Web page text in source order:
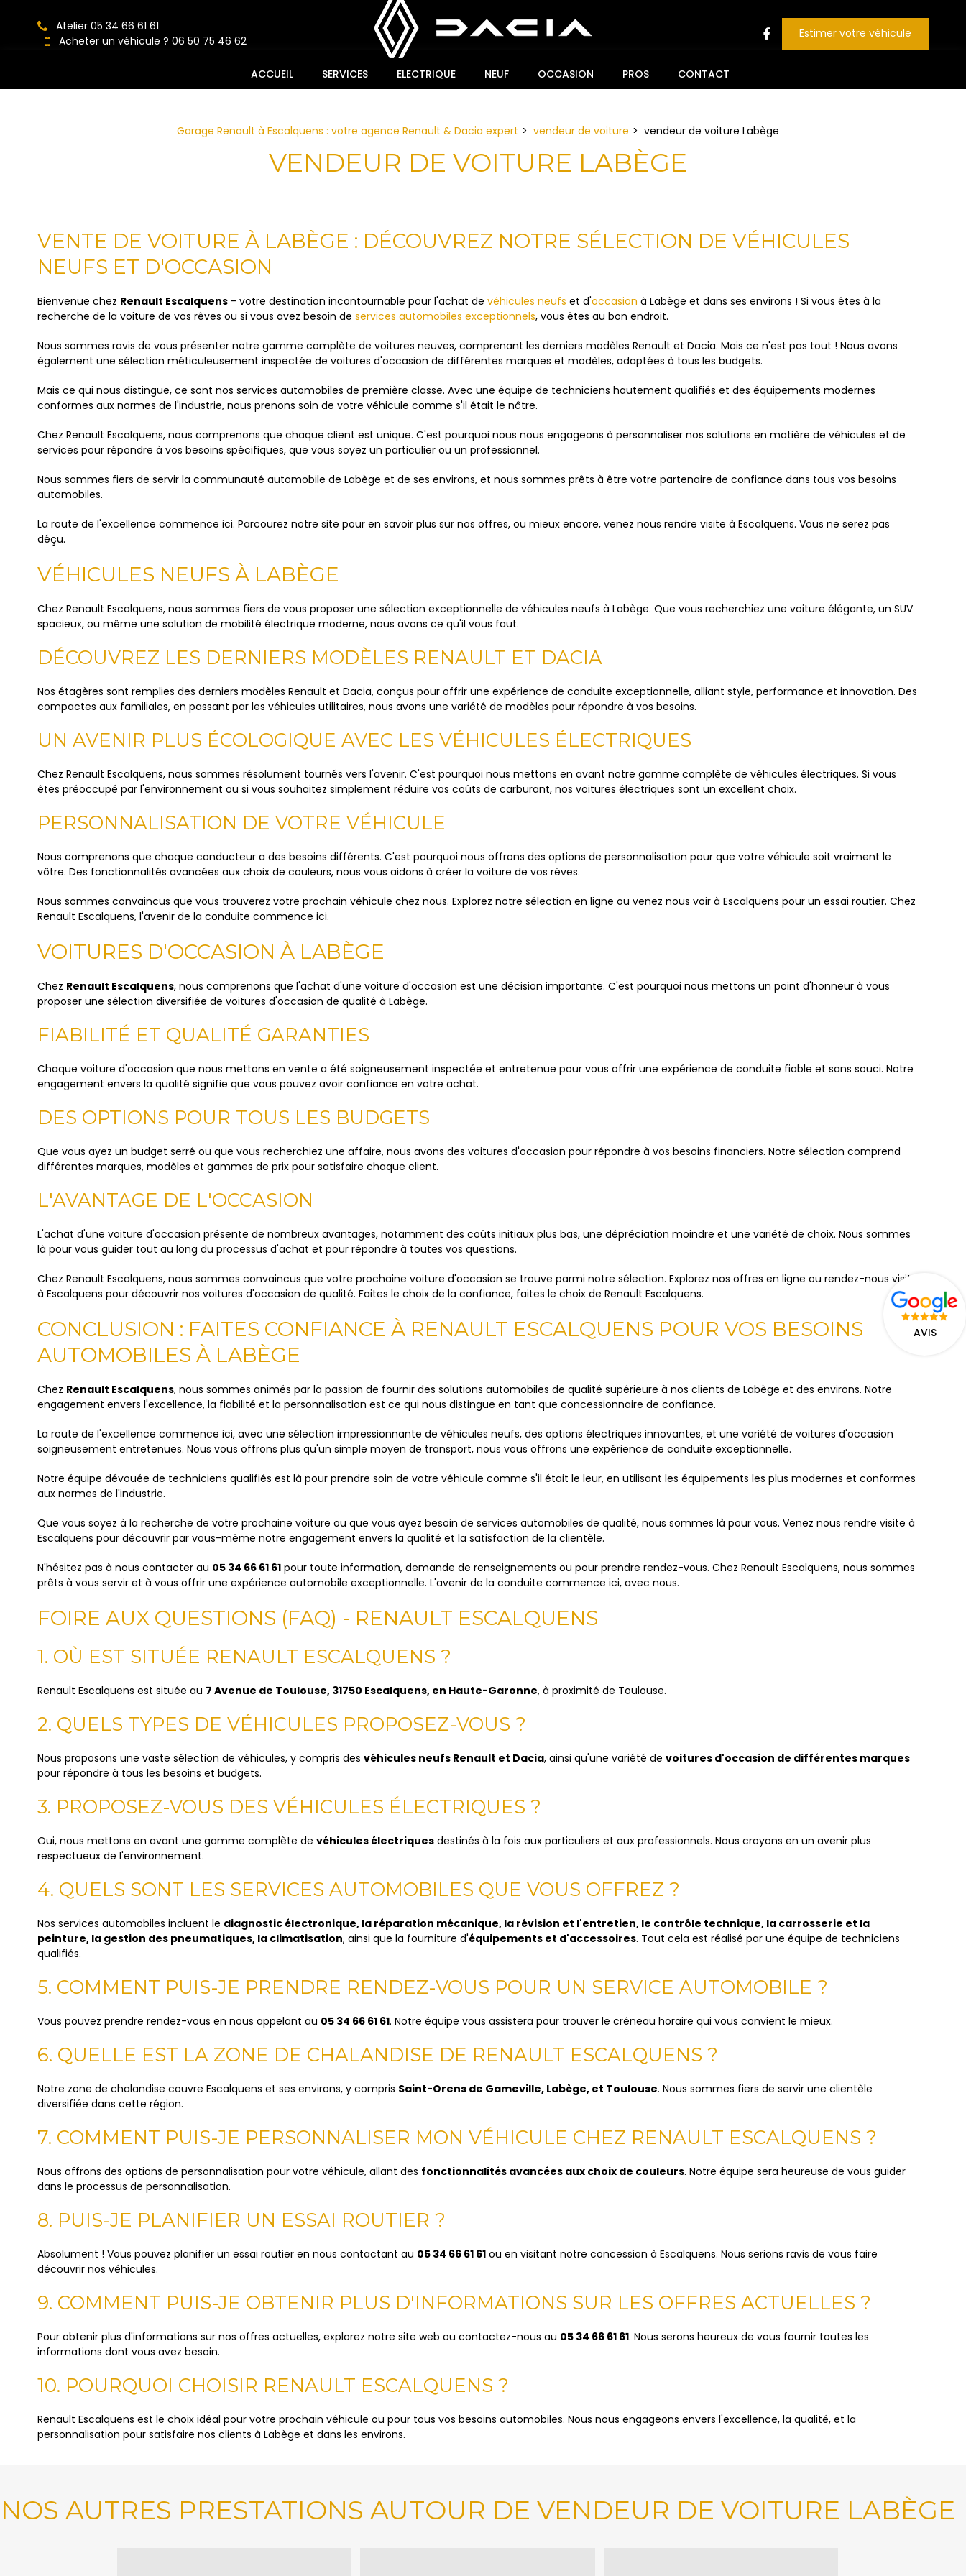
Atelier 05 34 66 61 61
Acheter un véhicule ? 06 50 75 46 62
Estimer votre véhicule
ACCUEIL SERVICES ELECTRIQUE NEUF OCCASION PROS CONTACT
Garage Renault à Escalquens : votre agence Renault & Dacia expert vendeur de voiture vendeur de voiture Labège
VENDEUR DE VOITURE LABÈGE
VENTE DE VOITURE À LABÈGE : DÉCOUVREZ NOTRE SÉLECTION DE VÉHICULES
NEUFS ET D'OCCASION
Bienvenue chez Renault Escalquens - votre destination incontournable pour l'achat de véhicules neufs et d'occasion à Labège et dans ses environs ! Si vous êtes à la
recherche de la voiture de vos rêves ou si vous avez besoin de services automobiles exceptionnels, vous êtes au bon endroit.
Nous sommes ravis de vous présenter notre gamme complète de voitures neuves, comprenant les derniers modèles Renault et Dacia. Mais ce n'est pas tout ! Nous avons
également une sélection méticuleusement inspectée de voitures d'occasion de différentes marques et modèles, adaptées à tous les budgets.
Mais ce qui nous distingue, ce sont nos services automobiles de première classe. Avec une équipe de techniciens hautement qualifiés et des équipements modernes
conformes aux normes de l'industrie, nous prenons soin de votre véhicule comme s'il était le nôtre.
Chez Renault Escalquens, nous comprenons que chaque client est unique. C'est pourquoi nous nous engageons à personnaliser nos solutions en matière de véhicules et de
services pour répondre à vos besoins spécifiques, que vous soyez un particulier ou un professionnel.
Nous sommes fiers de servir la communauté automobile de Labège et de ses environs, et nous sommes prêts à être votre partenaire de confiance dans tous vos besoins
automobiles.
La route de l'excellence commence ici. Parcourez notre site pour en savoir plus sur nos offres, ou mieux encore, venez nous rendre visite à Escalquens. Vous ne serez pas
déçu.
VÉHICULES NEUFS À LABÈGE
Chez Renault Escalquens, nous sommes fiers de vous proposer une sélection exceptionnelle de véhicules neufs à Labège. Que vous recherchiez une voiture élégante, un SUV
spacieux, ou même une solution de mobilité électrique moderne, nous avons ce qu'il vous faut.
DÉCOUVREZ LES DERNIERS MODÈLES RENAULT ET DACIA
Nos étagères sont remplies des derniers modèles Renault et Dacia, conçus pour offrir une expérience de conduite exceptionnelle, alliant style, performance et innovation. Des
compactes aux familiales, en passant par les véhicules utilitaires, nous avons une variété de modèles pour répondre à vos besoins.
UN AVENIR PLUS ÉCOLOGIQUE AVEC LES VÉHICULES ÉLECTRIQUES
Chez Renault Escalquens, nous sommes résolument tournés vers l'avenir. C'est pourquoi nous mettons en avant notre gamme complète de véhicules électriques. Si vous
êtes préoccupé par l'environnement ou si vous souhaitez simplement réduire vos coûts de carburant, nos voitures électriques sont un excellent choix.
PERSONNALISATION DE VOTRE VÉHICULE
Nous comprenons que chaque conducteur a des besoins différents. C'est pourquoi nous offrons des options de personnalisation pour que votre véhicule soit vraiment le
vôtre. Des fonctionnalités avancées aux choix de couleurs, nous vous aidons à créer la voiture de vos rêves.
Nous sommes convaincus que vous trouverez votre prochain véhicule chez nous. Explorez notre sélection en ligne ou venez nous voir à Escalquens pour un essai routier. Chez
Renault Escalquens, l'avenir de la conduite commence ici.
VOITURES D'OCCASION À LABÈGE
Chez Renault Escalquens, nous comprenons que l'achat d'une voiture d'occasion est une décision importante. C'est pourquoi nous mettons un point d'honneur à vous
proposer une sélection diversifiée de voitures d'occasion de qualité à Labège.
FIABILITÉ ET QUALITÉ GARANTIES
Chaque voiture d'occasion que nous mettons en vente a été soigneusement inspectée et entretenue pour vous offrir une expérience de conduite fiable et sans souci. Notre
engagement envers la qualité signifie que vous pouvez avoir confiance en votre achat.
DES OPTIONS POUR TOUS LES BUDGETS
Que vous ayez un budget serré ou que vous recherchiez une affaire, nous avons des voitures d'occasion pour répondre à vos besoins financiers. Notre sélection comprend
différentes marques, modèles et gammes de prix pour satisfaire chaque client.
L'AVANTAGE DE L'OCCASION
L'achat d'une voiture d'occasion présente de nombreux avantages, notamment des coûts initiaux plus bas, une dépréciation moindre et une variété de choix. Nous sommes
là pour vous guider tout au long du processus d'achat et pour répondre à toutes vos questions.
Chez Renault Escalquens, nous sommes convaincus que votre prochaine voiture d'occasion se trouve parmi notre sélection. Explorez nos offres en ligne ou rendez-nous visite
à Escalquens pour découvrir nos voitures d'occasion de qualité. Faites le choix de la confiance, faites le choix de Renault Escalquens.
CONCLUSION : FAITES CONFIANCE À RENAULT ESCALQUENS POUR VOS BESOINS
AUTOMOBILES À LABÈGE
Chez Renault Escalquens, nous sommes animés par la passion de fournir des solutions automobiles de qualité supérieure à nos clients de Labège et des environs. Notre
engagement envers l'excellence, la fiabilité et la personnalisation est ce qui nous distingue en tant que concessionnaire de confiance.
La route de l'excellence commence ici, avec une sélection impressionnante de véhicules neufs, des options électriques innovantes, et une variété de voitures d'occasion
soigneusement entretenues. Nous vous offrons plus qu'un simple moyen de transport, nous vous offrons une expérience de conduite exceptionnelle.
Notre équipe dévouée de techniciens qualifiés est là pour prendre soin de votre véhicule comme s'il était le leur, en utilisant les équipements les plus modernes et conformes
aux normes de l'industrie.
Que vous soyez à la recherche de votre prochaine voiture ou que vous ayez besoin de services automobiles de qualité, nous sommes là pour vous. Venez nous rendre visite à
Escalquens pour découvrir par vous-même notre engagement envers la qualité et la satisfaction de la clientèle.
N'hésitez pas à nous contacter au 05 34 66 61 61 pour toute information, demande de renseignements ou pour prendre rendez-vous. Chez Renault Escalquens, nous sommes
prêts à vous servir et à vous offrir une expérience automobile exceptionnelle. L'avenir de la conduite commence ici, avec nous.
FOIRE AUX QUESTIONS (FAQ) - RENAULT ESCALQUENS
1. OÙ EST SITUÉE RENAULT ESCALQUENS ?
Renault Escalquens est située au 7 Avenue de Toulouse, 31750 Escalquens, en Haute-Garonne, à proximité de Toulouse.
2. QUELS TYPES DE VÉHICULES PROPOSEZ-VOUS ?
Nous proposons une vaste sélection de véhicules, y compris des véhicules neufs Renault et Dacia, ainsi qu'une variété de voitures d'occasion de différentes marques
pour répondre à tous les besoins et budgets.
3. PROPOSEZ-VOUS DES VÉHICULES ÉLECTRIQUES ?
Oui, nous mettons en avant une gamme complète de véhicules électriques destinés à la fois aux particuliers et aux professionnels. Nous croyons en un avenir plus
respectueux de l'environnement.
4. QUELS SONT LES SERVICES AUTOMOBILES QUE VOUS OFFREZ ?
Nos services automobiles incluent le diagnostic électronique, la réparation mécanique, la révision et l'entretien, le contrôle technique, la carrosserie et la
peinture, la gestion des pneumatiques, la climatisation, ainsi que la fourniture d'équipements et d'accessoires. Tout cela est réalisé par une équipe de techniciens
qualifiés.
5. COMMENT PUIS-JE PRENDRE RENDEZ-VOUS POUR UN SERVICE AUTOMOBILE ?
Vous pouvez prendre rendez-vous en nous appelant au 05 34 66 61 61. Notre équipe vous assistera pour trouver le créneau horaire qui vous convient le mieux.
6. QUELLE EST LA ZONE DE CHALANDISE DE RENAULT ESCALQUENS ?
Notre zone de chalandise couvre Escalquens et ses environs, y compris Saint-Orens de Gameville, Labège, et Toulouse. Nous sommes fiers de servir une clientèle
diversifiée dans cette région.
7. COMMENT PUIS-JE PERSONNALISER MON VÉHICULE CHEZ RENAULT ESCALQUENS ?
Nous offrons des options de personnalisation pour votre véhicule, allant des fonctionnalités avancées aux choix de couleurs. Notre équipe sera heureuse de vous guider
dans le processus de personnalisation.
8. PUIS-JE PLANIFIER UN ESSAI ROUTIER ?
Absolument ! Vous pouvez planifier un essai routier en nous contactant au 05 34 66 61 61 ou en visitant notre concession à Escalquens. Nous serions ravis de vous faire
découvrir nos véhicules.
9. COMMENT PUIS-JE OBTENIR PLUS D'INFORMATIONS SUR LES OFFRES ACTUELLES ?
Pour obtenir plus d'informations sur nos offres actuelles, explorez notre site web ou contactez-nous au 05 34 66 61 61. Nous serons heureux de vous fournir toutes les
informations dont vous avez besoin.
10. POURQUOI CHOISIR RENAULT ESCALQUENS ?
Renault Escalquens est le choix idéal pour votre prochain véhicule ou pour tous vos besoins automobiles. Nous nous engageons envers l'excellence, la qualité, et la
personnalisation pour satisfaire nos clients à Labège et dans les environs.
NOS AUTRES PRESTATIONS AUTOUR DE VENDEUR DE VOITURE LABÈGE
AVIS